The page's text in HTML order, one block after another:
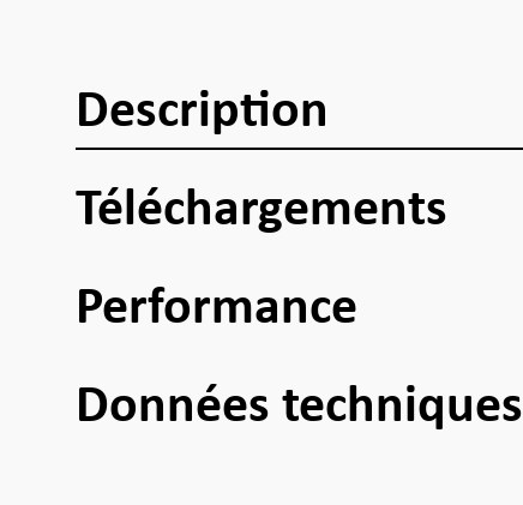
Description
Téléchargements
Performance
Données techniques